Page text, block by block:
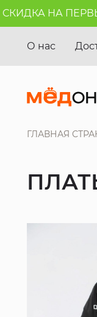
НА ПЕРВЫЙ
О нас
ГЛАВНАЯ